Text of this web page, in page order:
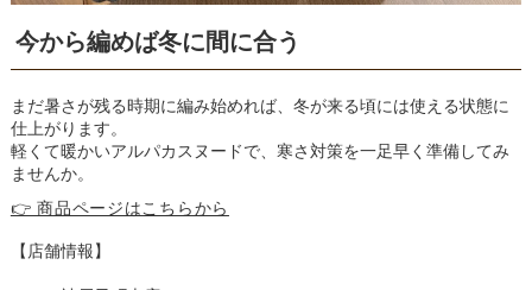
今から編めば冬に間に合う
まだ暑さが残る時期に編み始めれば、冬が来る頃には使える状態に
仕上がります。
軽くて暖かいアルパカスヌードで、寒さ対策を一足早く準備してみ
ませんか。
👉 商品ページはこちらから
【店舗情報】